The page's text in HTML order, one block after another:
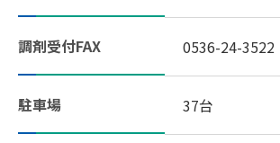
やさしいレシピ
セルフメディケーション
はたらく人の身だしなみルール
調剤受付FAX 0536-24-3522
駐車場 37台